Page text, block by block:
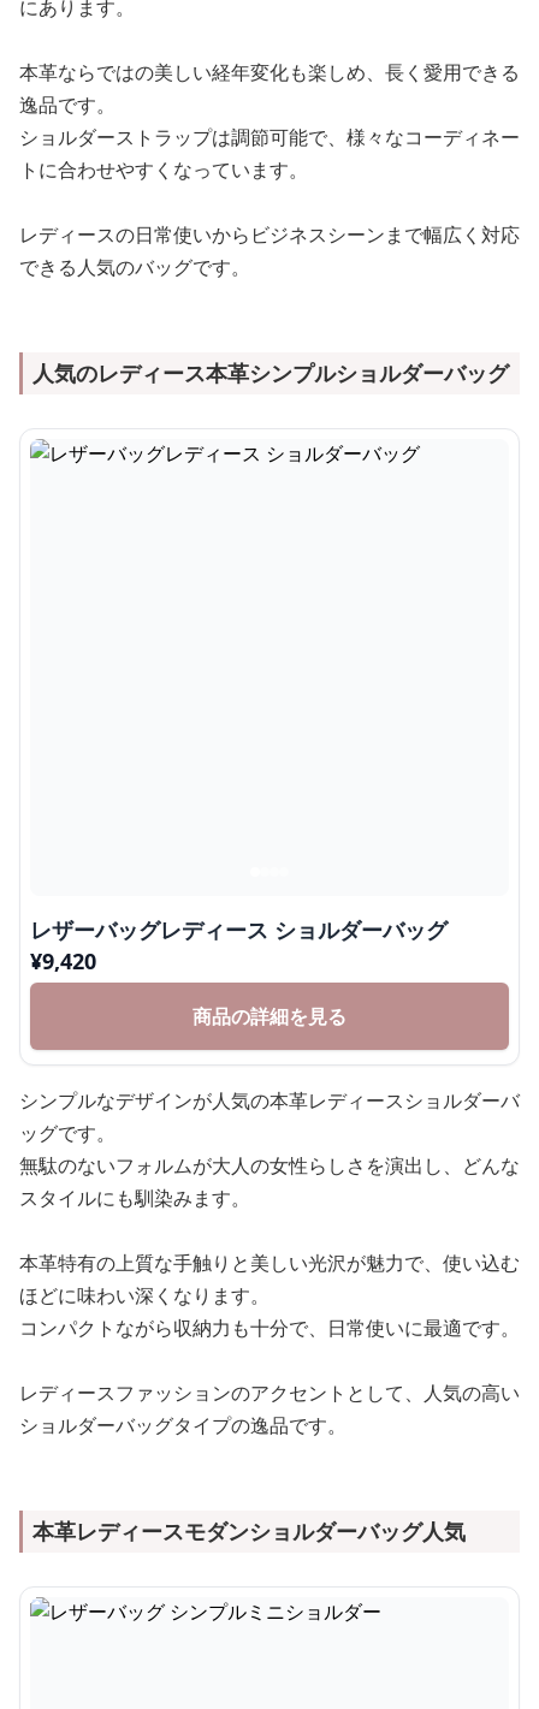
にあります。
本革ならではの美しい経年変化も楽しめ、長く愛用できる
逸品です。
ショルダーストラップは調節可能で、様々なコーディネー
トに合わせやすくなっています。
レディースの日常使いからビジネスシーンまで幅広く対応
できる人気のバッグです。
人気のレディース本革シンプルショルダーバッグ
レザーバッグレディース ショルダーバッグ
¥9,420
商品の詳細を見る
シンプルなデザインが人気の本革レディースショルダーバ
ッグです。
無駄のないフォルムが大人の女性らしさを演出し、どんな
スタイルにも馴染みます。
本革特有の上質な手触りと美しい光沢が魅力で、使い込む
ほどに味わい深くなります。
コンパクトながら収納力も十分で、日常使いに最適です。
レディースファッションのアクセントとして、人気の高い
ショルダーバッグタイプの逸品です。
本革レディースモダンショルダーバッグ人気